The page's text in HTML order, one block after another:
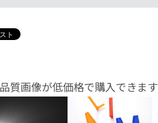
質画像が低価格で購入できます